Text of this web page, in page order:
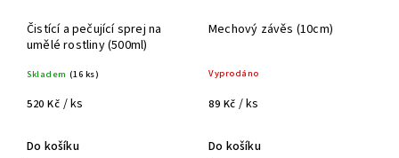
Čistící a pečující sprej na
umělé rostliny (500ml)
Skladem (16 ks)
520 Kč / ks
Do košíku
Mechový závěs (10cm)
Vyprodáno
89 Kč / ks
Do košíku